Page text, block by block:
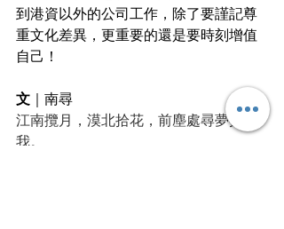
到港資以外的公司工作，除了要謹記尊
重文化差異，更重要的還是要時刻增值
自己！
文 ｜ 南尋
江南攬月，漠北拾花，前塵處尋夢探故
我。